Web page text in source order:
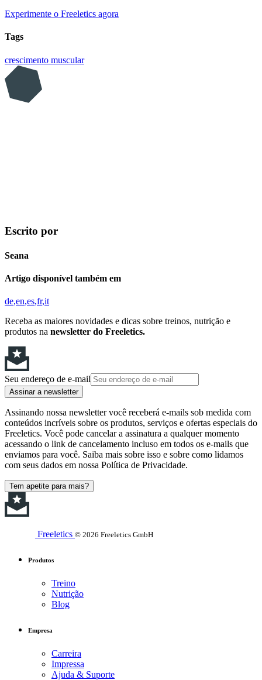
Experimente o Freeletics agora
Tags
crescimento muscular
Escrito por
Seana
Artigo disponível também em
de en es fr it
Receba as maiores novidades e dicas sobre treinos, nutrição e
produtos na newsletter do Freeletics.
Seu endereço de e-mail
Assinar a newsletter
Assinando nossa newsletter você receberá e-mails sob medida com
conteúdos incríveis sobre os produtos, serviços e ofertas especiais do
Freeletics. Você pode cancelar a assinatura a qualquer momento
acessando o link de cancelamento incluso em todos os e-mails que
enviamos para você. Saiba mais sobre isso e sobre como lidamos
com seus dados em nossa Política de Privacidade.
Tem apetite para mais?
Freeletics © 2026 Freeletics GmbH
Produtos
Treino
Nutrição
Blog
Empresa
Carreira
Impressa
Ajuda & Suporte